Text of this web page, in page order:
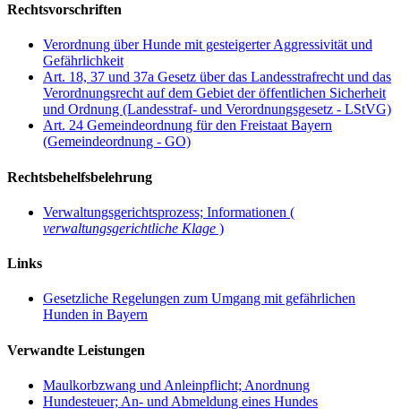
Rechtsvorschriften
Verordnung über Hunde mit gesteigerter Aggressivität und
Gefährlichkeit
Art. 18, 37 und 37a Gesetz über das Landesstrafrecht und das
Verordnungsrecht auf dem Gebiet der öffentlichen Sicherheit
und Ordnung (Landesstraf- und Verordnungsgesetz - LStVG)
Art. 24 Gemeindeordnung für den Freistaat Bayern
(Gemeindeordnung - GO)
Rechtsbehelfsbelehrung
Verwaltungsgerichtsprozess; Informationen (
verwaltungsgerichtliche Klage )
Links
Gesetzliche Regelungen zum Umgang mit gefährlichen
Hunden in Bayern
Verwandte Leistungen
Maulkorbzwang und Anleinpflicht; Anordnung
Hundesteuer; An- und Abmeldung eines Hundes